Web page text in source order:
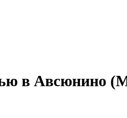
в Авсюнино